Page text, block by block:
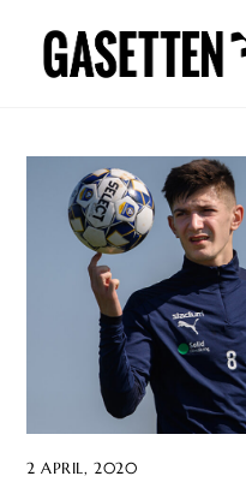
content
2 APRIL, 2020